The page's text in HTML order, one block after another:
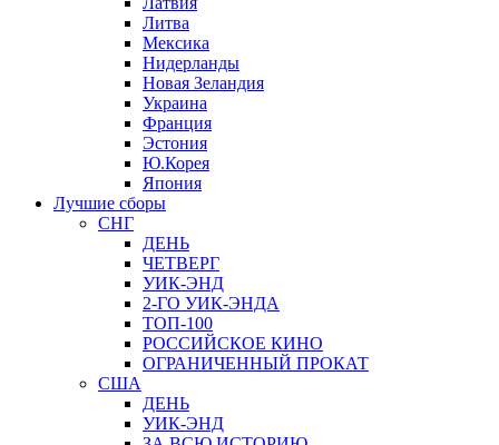
Литва
Мексика
Нидерланды
Новая Зеландия
Украина
Франция
Эстония
Ю.Корея
Япония
Лучшие сборы
СНГ
ДЕНЬ
ЧЕТВЕРГ
УИК-ЭНД
2-ГО УИК-ЭНДА
ТОП-100
РОССИЙСКОЕ КИНО
ОГРАНИЧЕННЫЙ ПРОКАТ
США
ДЕНЬ
УИК-ЭНД